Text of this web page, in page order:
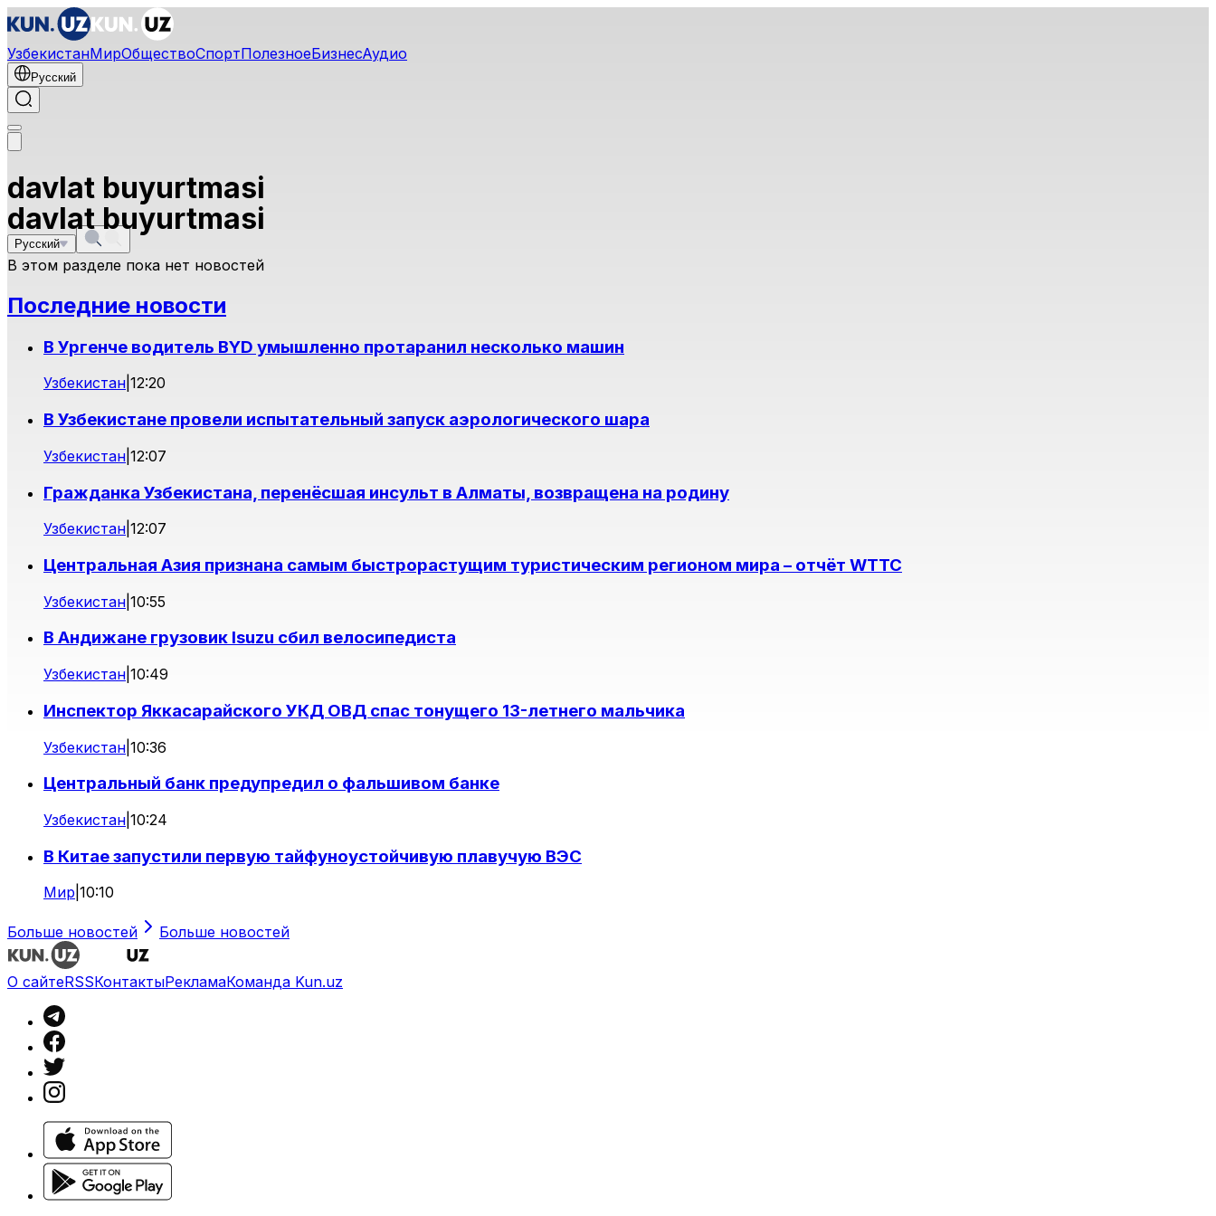
УзбекистанМирОбществоСпортПолезноеБизнесАудио
Русский
davlat buyurtmasi
Русский
davlat buyurtmasi
В этом разделе пока нет новостей
Последние новости
В Ургенче водитель BYD умышленно протаранил несколько машин
Узбекистан 12:20
В Узбекистане провели испытательный запуск аэрологического шара
Узбекистан 12:07
Гражданка Узбекистана, перенёсшая инсульт в Алматы, возвращена на родину
Узбекистан 12:07
Центральная Азия признана самым быстрорастущим туристическим регионом мира – отчёт WTTC
Узбекистан 10:55
В Андижане грузовик Isuzu сбил велосипедиста
Узбекистан 10:49
Инспектор Яккасарайского УКД ОВД спас тонущего 13-летнего мальчика
Узбекистан 10:36
Центральный банк предупредил о фальшивом банке
Узбекистан 10:24
В Китае запустили первую тайфуноустойчивую плавучую ВЭС
Мир 10:10
Больше новостей Больше новостей
О сайтеRSSКонтактыРекламаКоманда Kun.uz